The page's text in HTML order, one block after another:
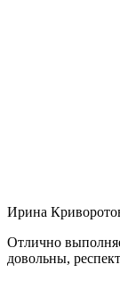
Ирина
Отлично
довольны,